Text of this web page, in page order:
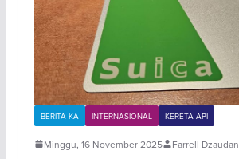
BERITA KA INTERNASIONAL KERETA API
Minggu, 16 November 2025 Farrell Dzaudan